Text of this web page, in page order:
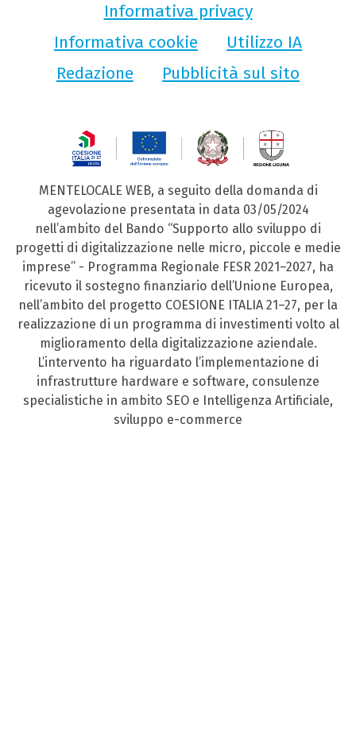
Informativa privacy
Informativa cookie
Utilizzo IA
Redazione
Pubblicità sul sito
MENTELOCALE WEB, a seguito della domanda di
agevolazione presentata in data 03/05/2024
nell’ambito del Bando “Supporto allo sviluppo di
progetti di digitalizzazione nelle micro, piccole e medie
imprese” - Programma Regionale FESR 2021–2027, ha
ricevuto il sostegno finanziario dell’Unione Europea,
nell’ambito del progetto COESIONE ITALIA 21–27, per la
realizzazione di un programma di investimenti volto al
miglioramento della digitalizzazione aziendale.
L’intervento ha riguardato l’implementazione di
infrastrutture hardware e software, consulenze
specialistiche in ambito SEO e Intelligenza Artificiale,
sviluppo e-commerce